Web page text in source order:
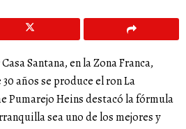
Santana, en la Zona Franca,
años se produce el ron La
Pumarejo Heins destacó la fórmula
sea uno de los mejores y